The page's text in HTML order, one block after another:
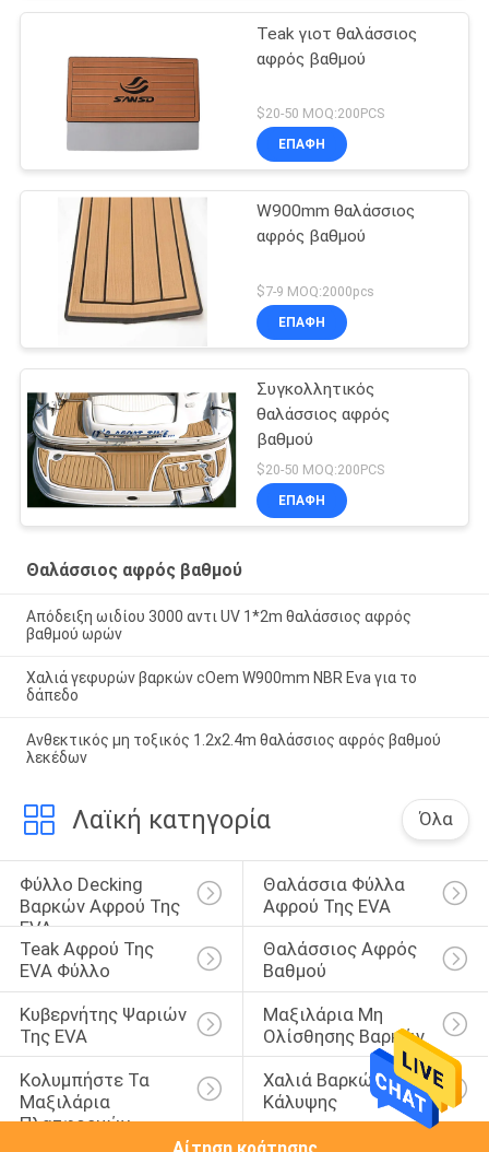
Teak γιοτ θαλάσσιος
αφρός βαθμού
$20-50 MOQ:200PCS
ΕΠΑΦΉ
W900mm θαλάσσιος
αφρός βαθμού
$7-9 MOQ:2000pcs
ΕΠΑΦΉ
Συγκολλητικός
θαλάσσιος αφρός
βαθμού
$20-50 MOQ:200PCS
ΕΠΑΦΉ
Θαλάσσιος αφρός βαθμού
Απόδειξη ωιδίου 3000 αντι UV 1*2m θαλάσσιος αφρός
βαθμού ωρών
Χαλιά γεφυρών βαρκών cOem W900mm NBR Eva για το
δάπεδο
Ανθεκτικός μη τοξικός 1.2x2.4m θαλάσσιος αφρός βαθμού
λεκέδων
Λαϊκή κατηγορία Όλα
Φύλλο Decking
Βαρκών Αφρού Της
EVA
Θαλάσσια Φύλλα
Αφρού Της EVA
Teak Αφρού Της
EVA Φύλλο
Θαλάσσιος Αφρός
Βαθμού
Κυβερνήτης Ψαριών
Της EVA
Μαξιλάρια Μη
Ολίσθησης Βαρκών
Κολυμπήστε Τα
Μαξιλάρια
Πλατφορμών
Χαλιά Βαρκών
Κάλυψης